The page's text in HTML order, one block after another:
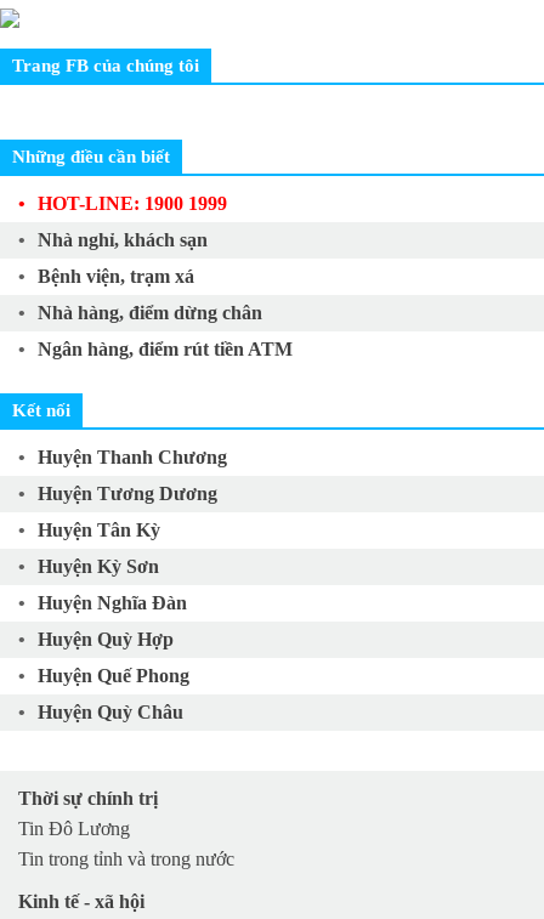
Trang FB của chúng tôi
Những điều cần biết
HOT-LINE: 1900 1999
Nhà nghỉ, khách sạn
Bệnh viện, trạm xá
Nhà hàng, điểm dừng chân
Ngân hàng, điểm rút tiền ATM
Kết nối
Huyện Thanh Chương
Huyện Tương Dương
Huyện Tân Kỳ
Huyện Kỳ Sơn
Huyện Nghĩa Đàn
Huyện Quỳ Hợp
Huyện Quế Phong
Huyện Quỳ Châu
Huyện Yên Thành
Huyện Anh Sơn
Huyện Diễn Châu
Thời sự chính trị
Tin Đô Lương
Tin trong tỉnh và trong nước
Kinh tế - xã hội